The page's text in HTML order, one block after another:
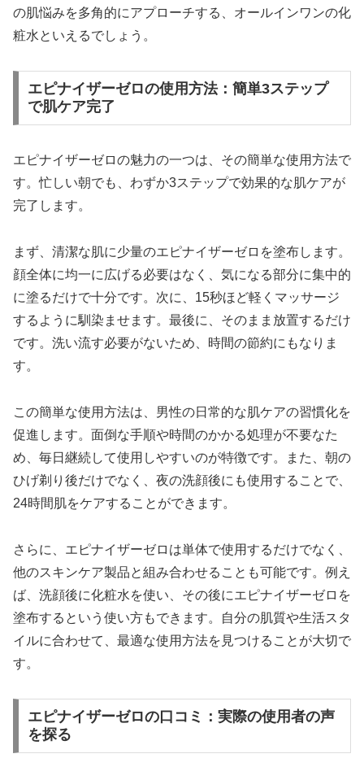
の肌悩みを多角的にアプローチする、オールインワンの化
粧水といえるでしょう。
エピナイザーゼロの使用方法：簡単3ステップ
で肌ケア完了
エピナイザーゼロの魅力の一つは、その簡単な使用方法で
す。忙しい朝でも、わずか3ステップで効果的な肌ケアが
完了します。
まず、清潔な肌に少量のエピナイザーゼロを塗布します。
顔全体に均一に広げる必要はなく、気になる部分に集中的
に塗るだけで十分です。次に、15秒ほど軽くマッサージ
するように馴染ませます。最後に、そのまま放置するだけ
です。洗い流す必要がないため、時間の節約にもなりま
す。
この簡単な使用方法は、男性の日常的な肌ケアの習慣化を
促進します。面倒な手順や時間のかかる処理が不要なた
め、毎日継続して使用しやすいのが特徴です。また、朝の
ひげ剃り後だけでなく、夜の洗顔後にも使用することで、
24時間肌をケアすることができます。
さらに、エピナイザーゼロは単体で使用するだけでなく、
他のスキンケア製品と組み合わせることも可能です。例え
ば、洗顔後に化粧水を使い、その後にエピナイザーゼロを
塗布するという使い方もできます。自分の肌質や生活スタ
イルに合わせて、最適な使用方法を見つけることが大切で
す。
エピナイザーゼロの口コミ：実際の使用者の声
を探る